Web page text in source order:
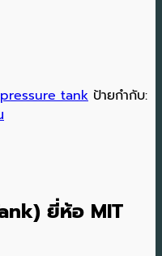
pressure tank ป้ายกำกับ:
ยี่ห้อ MIT